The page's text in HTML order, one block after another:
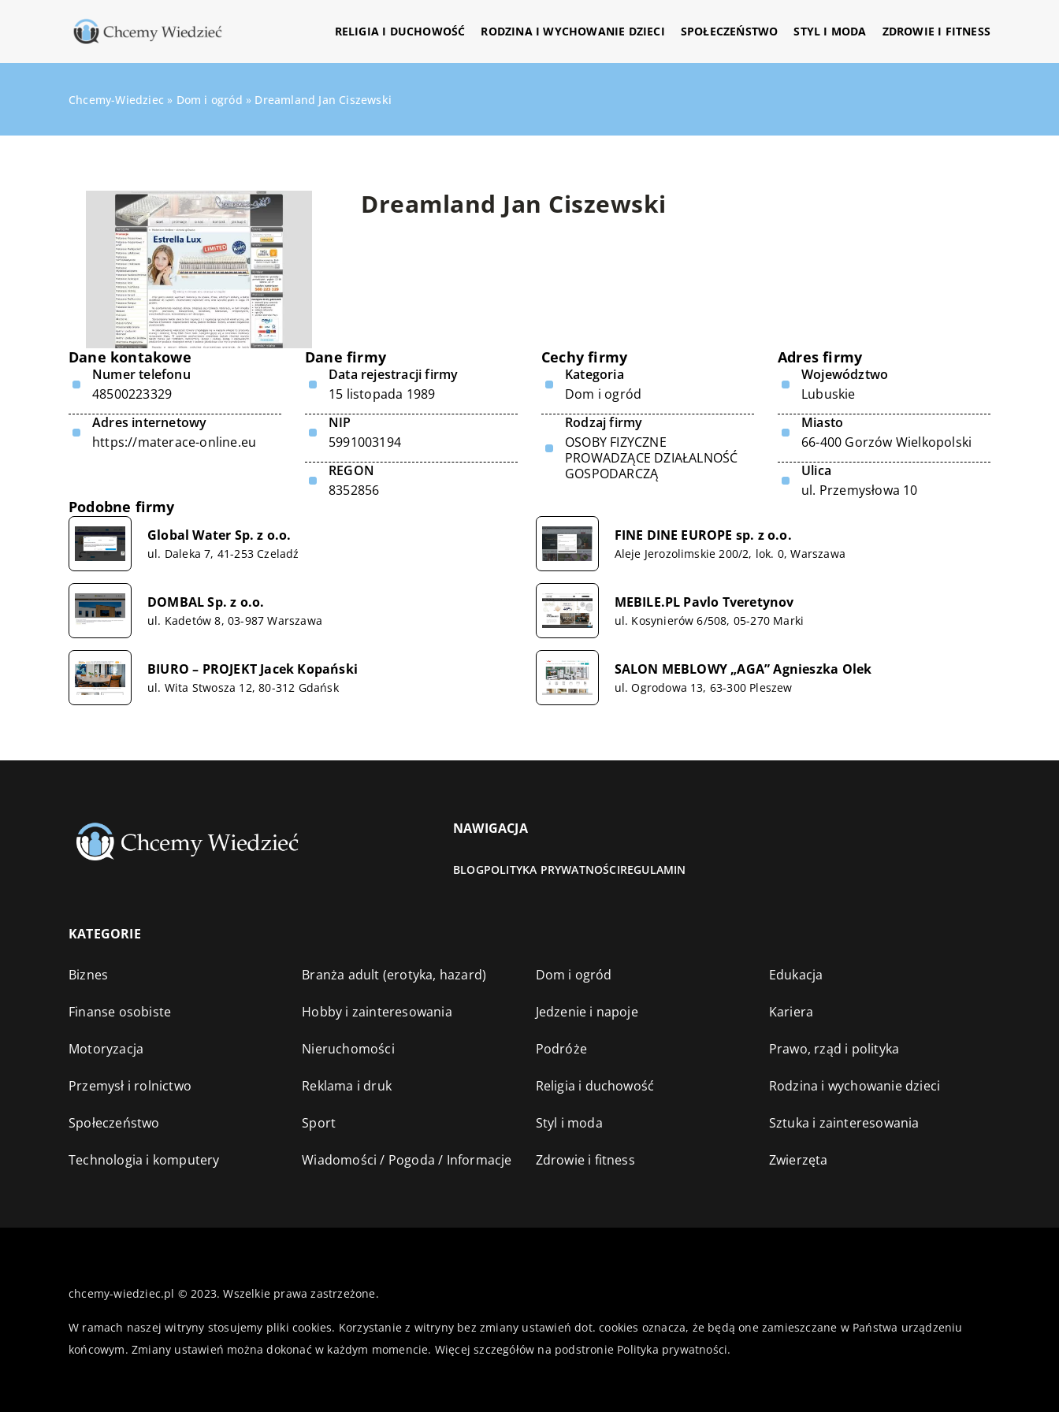
RELIGIA I DUCHOWOŚĆ RODZINA I WYCHOWANIE DZIECI SPOŁECZEŃSTWO STYL I MODA ZDROWIE I FITNESS
Chcemy-Wiedziec » Dom i ogród » Dreamland Jan Ciszewski
Dreamland Jan Ciszewski
Dane kontakowe
Numer telefonu
48500223329
Adres internetowy
https://materace-online.eu
Dane firmy
Data rejestracji firmy
15 listopada 1989
NIP
5991003194
REGON
8352856
Cechy firmy
Kategoria
Dom i ogród
Rodzaj firmy
OSOBY FIZYCZNE
PROWADZĄCE DZIAŁALNOŚĆ
GOSPODARCZĄ
Adres firmy
Województwo
Lubuskie
Miasto
66-400 Gorzów Wielkopolski
Ulica
ul. Przemysłowa 10
Podobne firmy
Global Water Sp. z o.o.
ul. Daleka 7, 41-253 Czeladź
FINE DINE EUROPE sp. z o.o.
Aleje Jerozolimskie 200/2, lok. 0, Warszawa
DOMBAL Sp. z o.o.
ul. Kadetów 8, 03-987 Warszawa
MEBILE.PL Pavlo Tveretynov
ul. Kosynierów 6/508, 05-270 Marki
BIURO – PROJEKT Jacek Kopański
ul. Wita Stwosza 12, 80-312 Gdańsk
SALON MEBLOWY „AGA” Agnieszka Olek
ul. Ogrodowa 13, 63-300 Pleszew
NAWIGACJA
BLOGPOLITYKA PRYWATNOŚCIREGULAMIN
KATEGORIE
Biznes Branża adult (erotyka, hazard) Dom i ogród Edukacja
Finanse osobiste Hobby i zainteresowania Jedzenie i napoje Kariera
Motoryzacja Nieruchomości Podróże Prawo, rząd i polityka
Przemysł i rolnictwo Reklama i druk Religia i duchowość Rodzina i wychowanie dzieci
Społeczeństwo Sport Styl i moda Sztuka i zainteresowania
Technologia i komputery Wiadomości / Pogoda / Informacje Zdrowie i fitness Zwierzęta
chcemy-wiedziec.pl © 2023. Wszelkie prawa zastrzeżone.
W ramach naszej witryny stosujemy pliki cookies. Korzystanie z witryny bez zmiany ustawień dot. cookies oznacza, że będą one zamieszczane w Państwa urządzeniu
końcowym. Zmiany ustawień można dokonać w każdym momencie. Więcej szczegółów na podstronie Polityka prywatności.